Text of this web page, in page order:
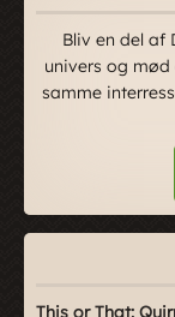
Bliv en del af
univers og mød
samme
This or That: